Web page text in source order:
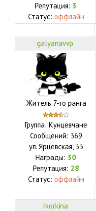
Репутация: 3
Статус: оффлайн
galyanavvp
Житель 7-го ранга
Группа: Кунцевчане
Сообщений: 369
ул. Ярцевская, 33
Награды: 30
Репутация: 28
Статус: оффлайн
Ikorkina